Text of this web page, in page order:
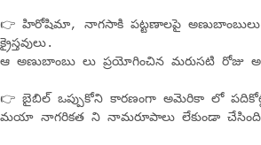
👉 హిరోషిమా, నాగసాకి పట్టణాలపై అణుబాంబులు
క్రైస్తవులు.
ఆ అణుబాంబు లు ప్రయోగించిన మరుసటి రోజు
👉 బైబిల్ ఒప్పుకోని కారణంగా అమెరికా లో
మయా నాగరికత ని నామరూపాలు లేకుండా చేసింది